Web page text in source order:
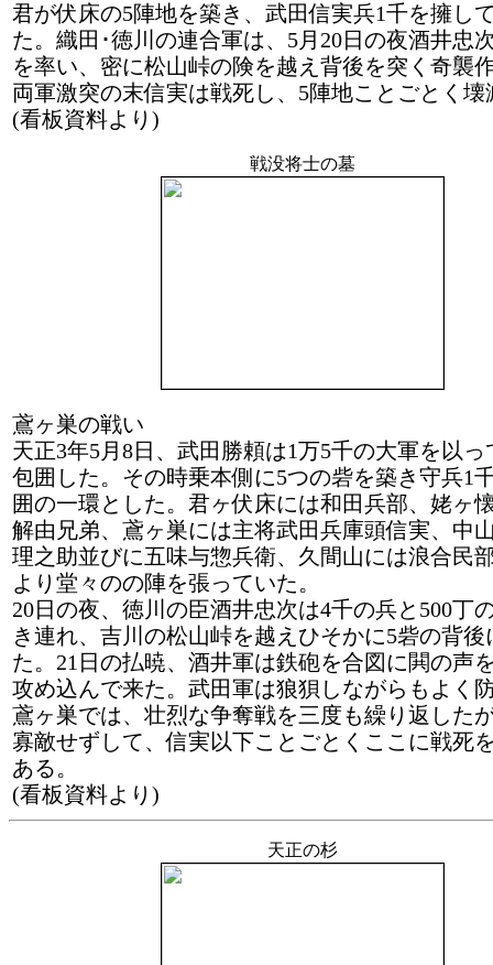
君が伏床の5陣地を築き、武田信実兵1千を擁し
た。織田･徳川の連合軍は、5月20日の夜酒井忠
を率い、密に松山峠の険を越え背後を突く奇襲
両軍激突の末信実は戦死し、5陣地ことごとく壊
(看板資料より)
戦没将士の墓
鳶ヶ巣の戦い
天正3年5月8日、武田勝頼は1万5千の大軍を以
包囲した。その時乗本側に5つの砦を築き守兵1
囲の一環とした。君ヶ伏床には和田兵部、姥ヶ
解由兄弟、鳶ヶ巣には主将武田兵庫頭信実、中
理之助並びに五味与惣兵衛、久間山には浪合民
より堂々のの陣を張っていた。
20日の夜、徳川の臣酒井忠次は4千の兵と500丁
き連れ、吉川の松山峠を越えひそかに5砦の背後
た。21日の払暁、酒井軍は鉄砲を合図に閧の声
攻め込んで来た。武田軍は狼狽しながらもよく
鳶ヶ巣では、壮烈な争奪戦を三度も繰り返した
寡敵せずして、信実以下ことごとくここに戦死
ある。
(看板資料より)
天正の杉